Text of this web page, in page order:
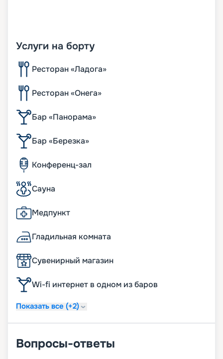
Услуги на борту
Ресторан «Ладога»
Ресторан «Онега»
Бар «Панорама»
Бар «Березка»
Конференц-зал
Сауна
Медпункт
Гладильная комната
Сувенирный магазин
Wi-fi интернет в одном из баров
Показать все (+2)
Вопросы-ответы